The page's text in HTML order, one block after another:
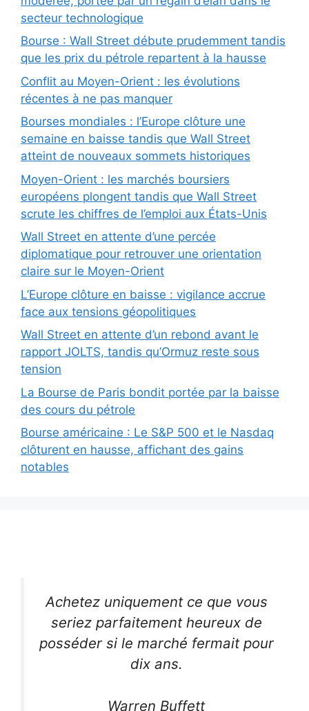
secteur technologique
Bourse : Wall Street débute prudemment tandis
que les prix du pétrole repartent à la hausse
Conflit au Moyen-Orient : les évolutions
récentes à ne pas manquer
Bourses mondiales : l’Europe clôture une
semaine en baisse tandis que Wall Street
atteint de nouveaux sommets historiques
Moyen-Orient : les marchés boursiers
européens plongent tandis que Wall Street
scrute les chiffres de l’emploi aux États-Unis
Wall Street en attente d’une percée
diplomatique pour retrouver une orientation
claire sur le Moyen-Orient
L’Europe clôture en baisse : vigilance accrue
face aux tensions géopolitiques
Wall Street en attente d’un rebond avant le
rapport JOLTS, tandis qu’Ormuz reste sous
tension
La Bourse de Paris bondit portée par la baisse
des cours du pétrole
Bourse américaine : Le S&P 500 et le Nasdaq
clôturent en hausse, affichant des gains
notables
Achetez uniquement ce que vous
seriez parfaitement heureux de
posséder si le marché fermait pour
dix ans.
Warren Buffett